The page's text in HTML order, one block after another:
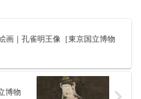
画｜孔雀明王像［東京国立博物
博物